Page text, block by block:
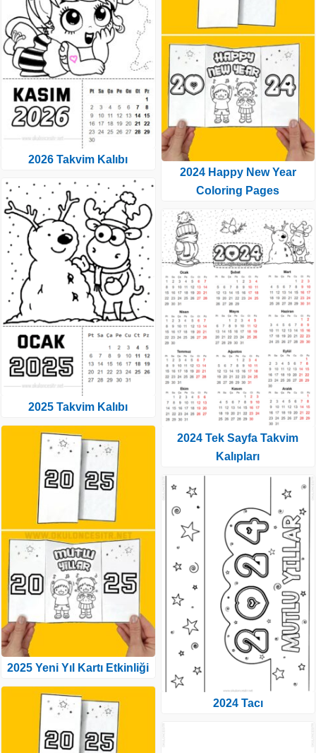
2026 Takvim Kalıbı
2025 Takvim Kalıbı
2025 Yeni Yıl Kartı Etkinliği
2024 Happy New Year
Coloring Pages
2024 Tek Sayfa Takvim
Kalıpları
2024 Tacı